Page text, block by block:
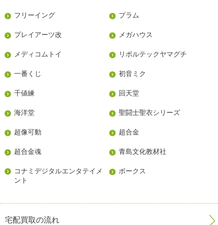
フリーイング プラム
プレイアーツ改 メガハウス
メディコムトイ リボルテックヤマグチ
一番くじ 初音ミク
千値練 回天堂
海洋堂 聖闘士聖衣シリーズ
超像可動 超合金
超合金魂 青島文化教材社
コナミデジタルエンタテイメ
ント
ボークス
宅配買取の流れ